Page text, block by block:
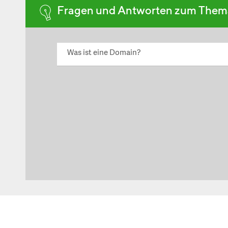
Fragen und Antworten zum
Was ist eine Domain?